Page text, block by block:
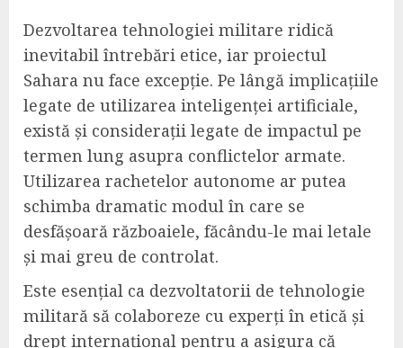
Dezvoltarea tehnologiei militare ridică
inevitabil întrebări etice, iar proiectul
Sahara nu face excepție. Pe lângă implicațiile
legate de utilizarea inteligenței artificiale,
există și considerații legate de impactul pe
termen lung asupra conflictelor armate.
Utilizarea rachetelor autonome ar putea
schimba dramatic modul în care se
desfășoară războaiele, făcându-le mai letale
și mai greu de controlat.
Este esențial ca dezvoltatorii de tehnologie
militară să colaboreze cu experți în etică și
drept internațional pentru a asigura că